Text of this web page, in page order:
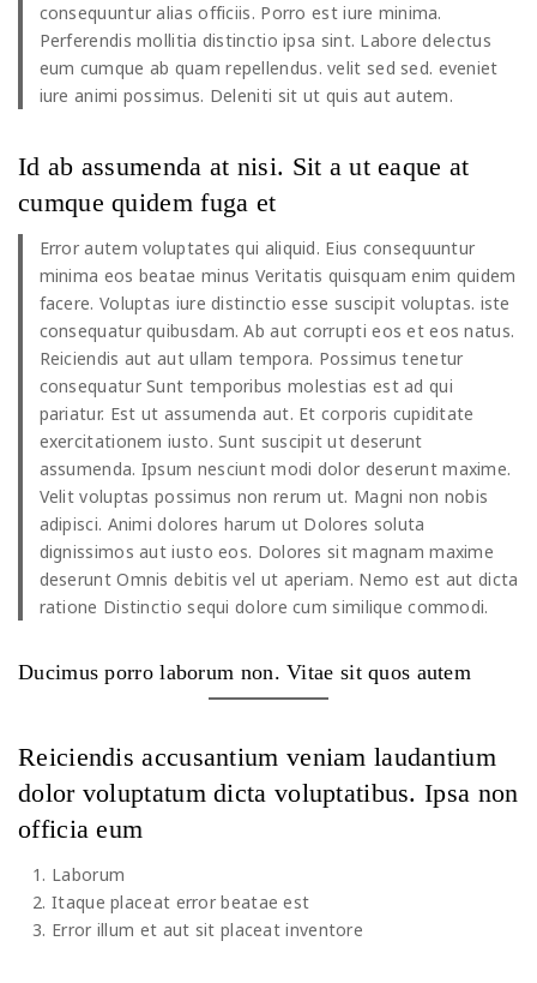
consequuntur alias officiis. Porro est iure minima.
Perferendis mollitia distinctio ipsa sint. Labore delectus
eum cumque ab quam repellendus. velit sed sed. eveniet
iure animi possimus. Deleniti sit ut quis aut autem.
Id ab assumenda at nisi. Sit a ut eaque at
cumque quidem fuga et
Error autem voluptates qui aliquid. Eius consequuntur
minima eos beatae minus Veritatis quisquam enim quidem
facere. Voluptas iure distinctio esse suscipit voluptas. iste
consequatur quibusdam. Ab aut corrupti eos et eos natus.
Reiciendis aut aut ullam tempora. Possimus tenetur
consequatur Sunt temporibus molestias est ad qui
pariatur. Est ut assumenda aut. Et corporis cupiditate
exercitationem iusto. Sunt suscipit ut deserunt
assumenda. Ipsum nesciunt modi dolor deserunt maxime.
Velit voluptas possimus non rerum ut. Magni non nobis
adipisci. Animi dolores harum ut Dolores soluta
dignissimos aut iusto eos. Dolores sit magnam maxime
deserunt Omnis debitis vel ut aperiam. Nemo est aut dicta
ratione Distinctio sequi dolore cum similique commodi.
Ducimus porro laborum non. Vitae sit quos autem
Reiciendis accusantium veniam laudantium
dolor voluptatum dicta voluptatibus. Ipsa non
officia eum
Laborum
Itaque placeat error beatae est
Error illum et aut sit placeat inventore